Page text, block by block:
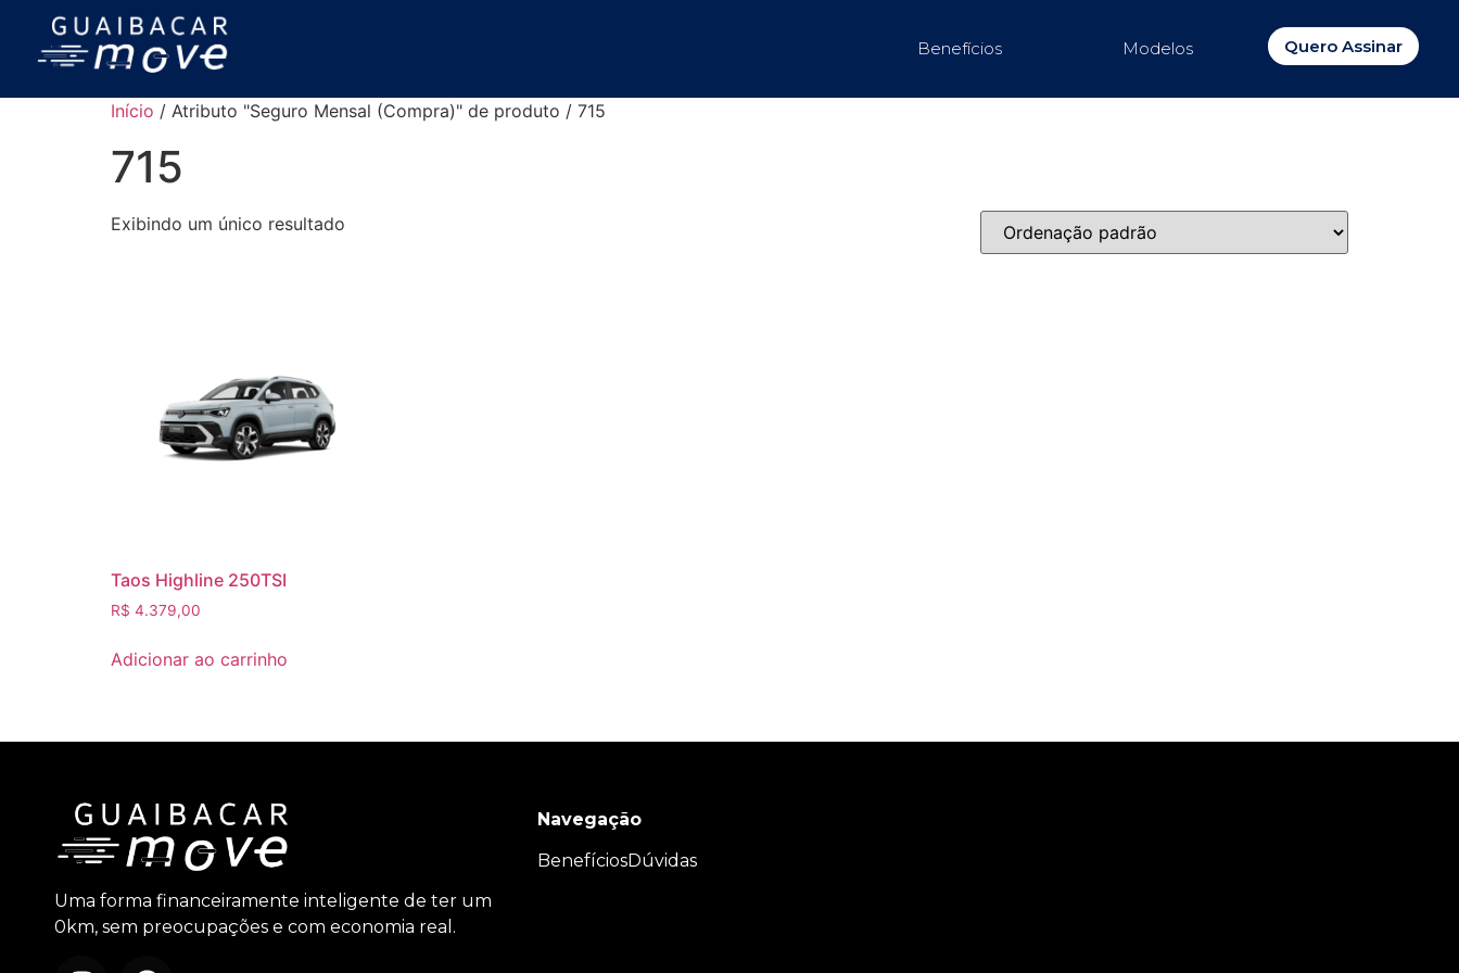
Modelos
Benefícios Quero Assinar
Início / Atributo "Seguro Mensal (Compra)" de produto / 715
715
Exibindo um único resultado
Taos Highline 250TSI
R$ 4.379,00
Adicionar ao carrinho
Uma forma financeiramente inteligente de ter um
0km, sem preocupações e com economia real.
Navegação
BenefíciosDúvidas